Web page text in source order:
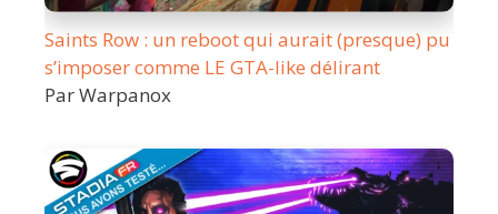
Saints Row : un reboot qui aurait (presque) pu
s’imposer comme LE GTA-like délirant
Par Warpanox